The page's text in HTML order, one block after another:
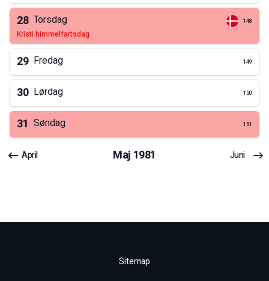
28 Torsdag 148
kristi himmelfartsdag
29 Fredag 149
30 Lørdag 150
31 Søndag 151
April Maj 1981 Juni
Sitemap